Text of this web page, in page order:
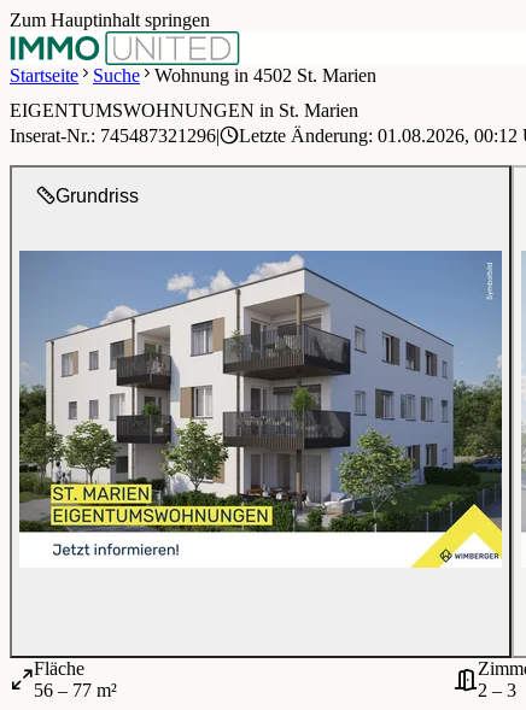
Zum Hauptinhalt springen
Startseite
Suche Wohnung in 4502 St. Marien
1 / 13
Grundriss
EIGENTUMSWOHNUNGEN in St. Marien
Inserat-Nr.: 745487321296| Letzte Änderung: 01.08.2026, 00:12
Fläche
56 – 77 m²
2 – 3